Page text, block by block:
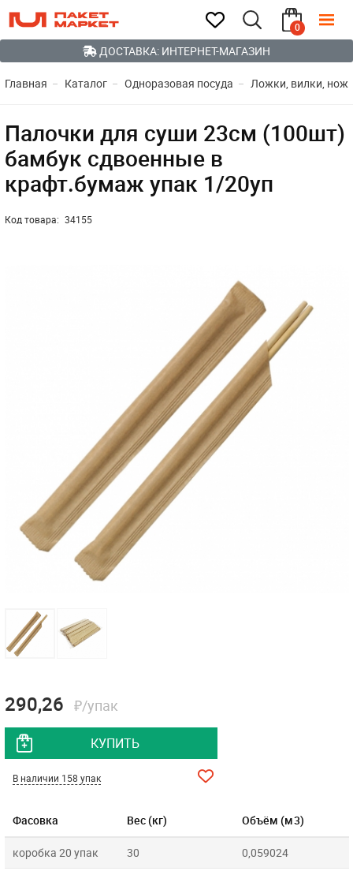
0
ДОСТАВКА: ИНТЕРНЕТ-МАГАЗИН
Главная Каталог Одноразовая посуда Ложки, вилки,
Палочки для суши 23см (100шт)
бамбук сдвоенные в
крафт.бумаж упак 1/20уп
Код товара: 34155
Фасовка Вес (кг) Объём (м3)
коробка 20 упак 30 0,059024
290,26 ₽/упак
КУПИТЬ
В наличии 158 упак